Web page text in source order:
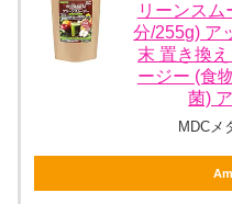
リーンスム
分/255g) ア
末 置き換
ージー (食
菌)
MDCメ